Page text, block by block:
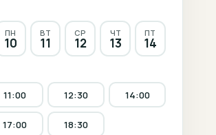
ПН
10
ВТ
11
СР
12
ЧТ
13
ПТ
14
11:00 12:30 14:00
17:00 18:30